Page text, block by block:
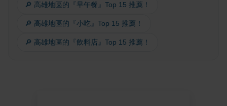
🔎 高雄地區的『早午餐』Top 15 推薦！
🔎 高雄地區的『小吃』Top 15 推薦！
🔎 高雄地區的『飲料店』Top 15 推薦！